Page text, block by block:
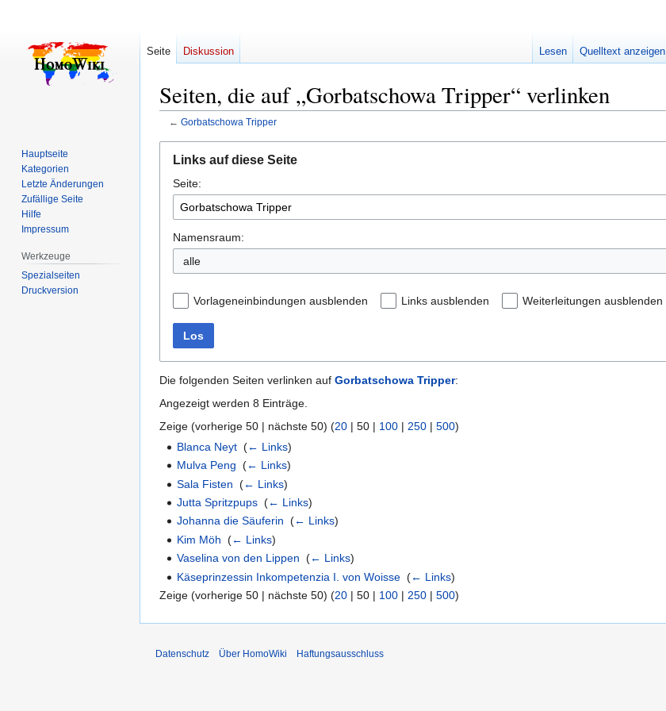
Seiten, die auf „Gorbatschowa Tripper“ verlinken
← Gorbatschowa Tripper
Navigation
springen
Suche
springen
Links auf diese Seite
Seite:
Namensraum:
alle
Vorlageneinbindungen ausblenden Links ausblenden Weiterleitungen ausblenden
Los
Die folgenden Seiten verlinken auf Gorbatschowa Tripper:
Angezeigt werden 8 Einträge.
Zeige (vorherige 50 | nächste 50) (20 | 50 | 100 | 250 | 500)
Blanca Neyt ‎(← Links)
Mulva Peng ‎(← Links)
Sala Fisten ‎(← Links)
Jutta Spritzpups ‎(← Links)
Johanna die Säuferin ‎(← Links)
Kim Möh ‎(← Links)
Vaselina von den Lippen ‎(← Links)
Käseprinzessin Inkompetenzia I. von Woisse ‎(← Links)
Zeige (vorherige 50 | nächste 50) (20 | 50 | 100 | 250 | 500)
Seite Diskussion Lesen Quelltext anzeigen
Hauptseite
Kategorien
Letzte Änderungen
Zufällige Seite
Hilfe
Impressum
Werkzeuge
Spezialseiten
Druckversion
Datenschutz Über HomoWiki Haftungsausschluss